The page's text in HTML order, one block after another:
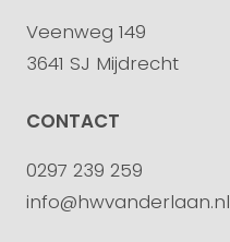
Veenweg 149
3641 SJ Mijdrecht
CONTACT
0297 239 259
info@hwvanderlaan.nl